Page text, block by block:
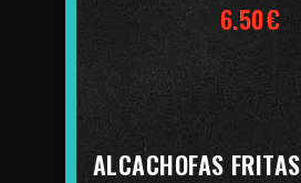
6.50€
ALCACHOFAS